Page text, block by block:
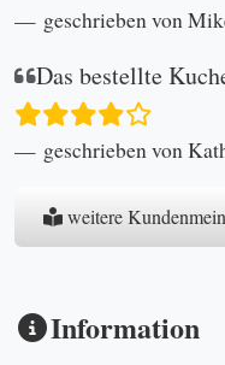
geschrieben von
Das bestellte
geschrieben von
weitere
Information